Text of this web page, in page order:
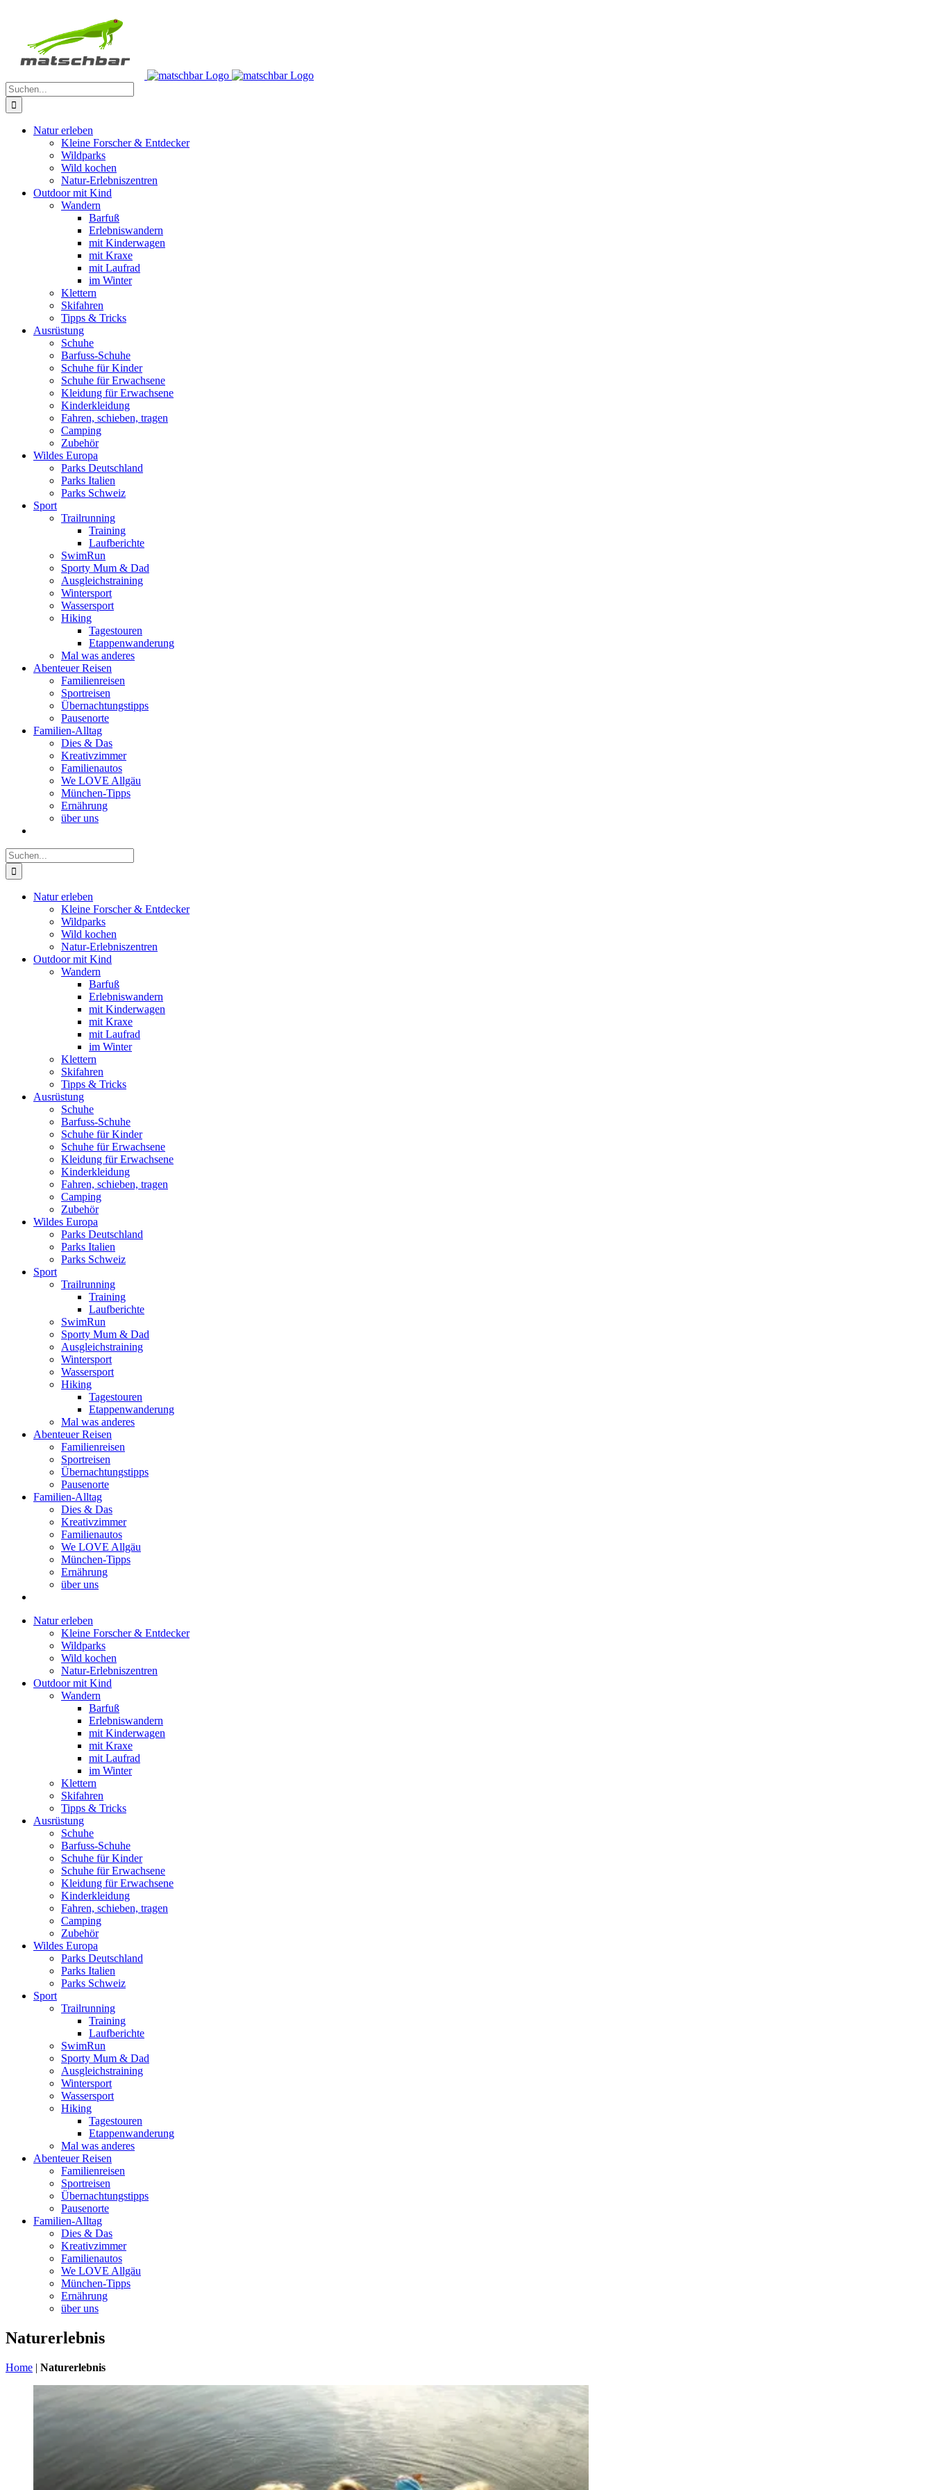
Suche
nach:
Natur erleben
Kleine Forscher & Entdecker
Wildparks
Wild kochen
Natur-Erlebniszentren
Outdoor mit Kind
Wandern
Barfuß
Erlebniswandern
mit Kinderwagen
mit Kraxe
mit Laufrad
im Winter
Klettern
Skifahren
Tipps & Tricks
Ausrüstung
Schuhe
Barfuss-Schuhe
Schuhe für Kinder
Schuhe für Erwachsene
Kleidung für Erwachsene
Kinderkleidung
Fahren, schieben, tragen
Camping
Zubehör
Wildes Europa
Parks Deutschland
Parks Italien
Parks Schweiz
Sport
Trailrunning
Training
Laufberichte
SwimRun
Sporty Mum & Dad
Ausgleichstraining
Wintersport
Wassersport
Hiking
Tagestouren
Etappenwanderung
Mal was anderes
Abenteuer Reisen
Familienreisen
Sportreisen
Übernachtungstipps
Pausenorte
Familien-Alltag
Dies & Das
Kreativzimmer
Familienautos
We LOVE Allgäu
München-Tipps
Ernährung
über uns
Suche
nach:
Natur erleben
Kleine Forscher & Entdecker
Wildparks
Wild kochen
Natur-Erlebniszentren
Outdoor mit Kind
Wandern
Barfuß
Erlebniswandern
mit Kinderwagen
mit Kraxe
mit Laufrad
im Winter
Klettern
Skifahren
Tipps & Tricks
Ausrüstung
Schuhe
Barfuss-Schuhe
Schuhe für Kinder
Schuhe für Erwachsene
Kleidung für Erwachsene
Kinderkleidung
Fahren, schieben, tragen
Camping
Zubehör
Wildes Europa
Parks Deutschland
Parks Italien
Parks Schweiz
Sport
Trailrunning
Training
Laufberichte
SwimRun
Sporty Mum & Dad
Ausgleichstraining
Wintersport
Wassersport
Hiking
Tagestouren
Etappenwanderung
Mal was anderes
Abenteuer Reisen
Familienreisen
Sportreisen
Übernachtungstipps
Pausenorte
Familien-Alltag
Dies & Das
Kreativzimmer
Familienautos
We LOVE Allgäu
München-Tipps
Ernährung
über uns
Natur erleben
Kleine Forscher & Entdecker
Wildparks
Wild kochen
Natur-Erlebniszentren
Outdoor mit Kind
Wandern
Barfuß
Erlebniswandern
mit Kinderwagen
mit Kraxe
mit Laufrad
im Winter
Klettern
Skifahren
Tipps & Tricks
Ausrüstung
Schuhe
Barfuss-Schuhe
Schuhe für Kinder
Schuhe für Erwachsene
Kleidung für Erwachsene
Kinderkleidung
Fahren, schieben, tragen
Camping
Zubehör
Wildes Europa
Parks Deutschland
Parks Italien
Parks Schweiz
Sport
Trailrunning
Training
Laufberichte
SwimRun
Sporty Mum & Dad
Ausgleichstraining
Wintersport
Wassersport
Hiking
Tagestouren
Etappenwanderung
Mal was anderes
Abenteuer Reisen
Familienreisen
Sportreisen
Übernachtungstipps
Pausenorte
Familien-Alltag
Dies & Das
Kreativzimmer
Familienautos
We LOVE Allgäu
München-Tipps
Ernährung
über uns
Naturerlebnis
Home | Naturerlebnis